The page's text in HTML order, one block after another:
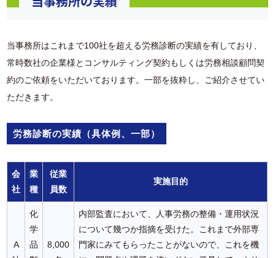
当事務所はこれまで100社を超える労務診断の実績を有しており、
常時数社の企業様とコンサルティング契約もしくは労務相談顧問契
約のご依頼をいただいております。一部を抜粋し、ご紹介させてい
ただきます。
労務診断の実績（具体例、一部）
会
社
業
種
従業
員数
実施目的
A
化
学
品
8,000
内部監査において、人事労務の整備・運用状況
について幾つか指摘を受けた。これまで外部専
門家にみてもらったことがないので、これを機